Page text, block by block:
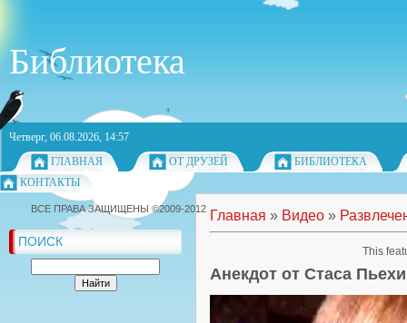
Библиотека
Четверг, 06.08.2026, 14:57
ГЛАВНАЯ
ОТ ДРУЗЕЙ
БИБЛИОТЕКА
КОНТАКТЫ
ПОИСК
Главная » Видео »
Анекдот от Стаса Пьехи
ВСЕ ПРАВА ЗАЩИЩЕНЫ ©2009-2012
This